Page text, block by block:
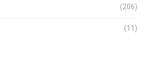
(206)
(11)